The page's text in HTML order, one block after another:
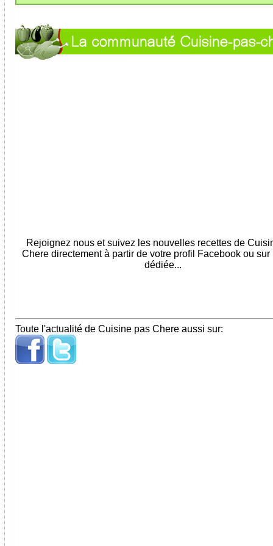
Rejoignez nous et suivez les nouvelles recettes de
Chere directement à partir de votre profil Facebook ou sur
dédiée...
Toute l'actualité de Cuisine pas Chere aussi sur: